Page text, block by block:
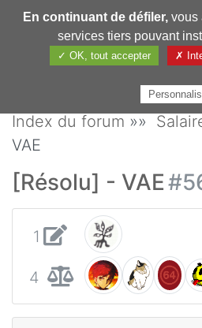
Pharmechange
Index du forum »»
VAE
[Résolu] - VAE
1
4
En continuant de défiler,vous
services tiers pouvant
✓ OK, tout accepter ✗